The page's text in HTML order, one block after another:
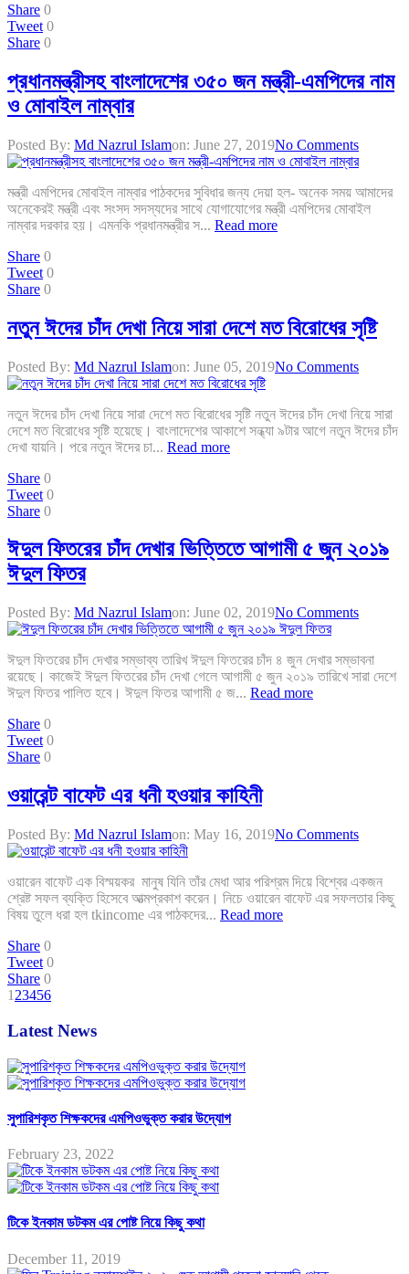
Share 0
Tweet 0
Share 0
প্রধানমন্ত্রীসহ বাংলাদেশের ৩৫০ জন মন্ত্রী-এমপিদের নাম
ও মোবাইল নাম্বার
Posted By: Md Nazrul Islamon: June 27, 2019No Comments
মন্ত্রী এমপিদের মোবাইল নাম্বার পাঠকদের সুবিধার জন্য দেয়া হল- অনেক সময় আমাদের
অনেকেরই মন্ত্রী এবং সংসদ সদস্যদের সাথে যোগাযোগের মন্ত্রী এমপিদের মোবাইল
নাম্বার দরকার হয়। এমনকি প্রধানমন্ত্রীর স... Read more
Share 0
Tweet 0
Share 0
নতুন ঈদের চাঁদ দেখা নিয়ে সারা দেশে মত বিরোধের সৃষ্টি
Posted By: Md Nazrul Islamon: June 05, 2019No Comments
নতুন ঈদের চাঁদ দেখা নিয়ে সারা দেশে মত বিরোধের সৃষ্টি নতুন ঈদের চাঁদ দেখা নিয়ে সারা
দেশে মত বিরোধের সৃষ্টি হয়েছে। বাংলাদেশের আকাশে সন্ধ্যা ৯টার আগে নতুন ঈদের চাঁদ
দেখা যায়নি। পরে নতুন ঈদের চা... Read more
Share 0
Tweet 0
Share 0
ঈদুল ফিতরের চাঁদ দেখার ভিত্তিতে আগামী ৫ জুন ২০১৯
ঈদুল ফিতর
Posted By: Md Nazrul Islamon: June 02, 2019No Comments
ঈদুল ফিতরের চাঁদ দেখার সম্ভাব্য তারিখ ঈদুল ফিতরের চাঁদ ৪ জুন দেখার সম্ভাবনা
রয়েছে। কাজেই ঈদুল ফিতরের চাঁদ দেখা গেলে আগামী ৫ জুন ২০১৯ তারিখে সারা দেশে
ঈদুল ফিতর পালিত হবে। ঈদুল ফিতর আগামী ৫ জ... Read more
Share 0
Tweet 0
Share 0
ওয়ারেন্ট বাফেট এর ধনী হওয়ার কাহিনী
Posted By: Md Nazrul Islamon: May 16, 2019No Comments
ওয়ারেন বাফেট এক বিস্ময়কর মানুষ যিনি তাঁর মেধা আর পরিশ্রম দিয়ে বিশ্বের একজন
শ্রেষ্ট সফল ব্যক্তি হিসেবে আত্মপ্রকাশ করেন। নিচে ওয়ারেন বাফেট এর সফলতার কিছু
বিষয় তুলে ধরা হল tkincome এর পাঠকদের... Read more
Share 0
Tweet 0
Share 0
1 23456
Latest News
সুপারিশকৃত শিক্ষকদের এমপিওভুক্ত করার উদ্যোগ
February 23, 2022
টিকে ইনকাম ডটকম এর পোষ্ট নিয়ে কিছু কথা
December 11, 2019